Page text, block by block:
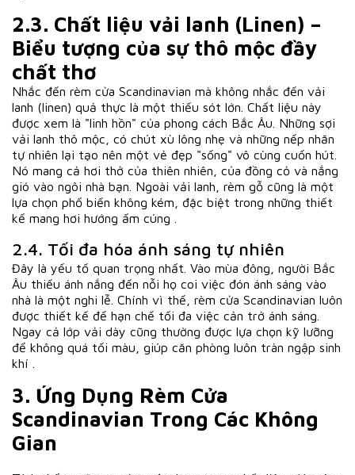
2.3. Chất liệu vải lanh (Linen) –
Biểu tượng của sự thô mộc đầy
chất thơ
Nhắc đến rèm cửa Scandinavian mà không nhắc đến vải
lanh (linen) quả thực là một thiếu sót lớn. Chất liệu này
được xem là "linh hồn" của phong cách Bắc Âu. Những sợi
vải lanh thô mộc, có chút xù lông nhẹ và những nếp nhăn
tự nhiên lại tạo nên một vẻ đẹp "sống" vô cùng cuốn hút.
Nó mang cả hơi thở của thiên nhiên, của đồng cỏ và nắng
gió vào ngôi nhà bạn. Ngoài vải lanh, rèm gỗ cũng là một
lựa chọn phổ biến không kém, đặc biệt trong những thiết
kế mang hơi hướng ấm cúng .
2.4. Tối đa hóa ánh sáng tự nhiên
Đây là yếu tố quan trọng nhất. Vào mùa đông, người Bắc
Âu thiếu ánh nắng đến nỗi họ coi việc đón ánh sáng vào
nhà là một nghi lễ. Chính vì thế, rèm cửa Scandinavian luôn
được thiết kế để hạn chế tối đa việc cản trở ánh sáng.
Ngay cả lớp vải dày cũng thường được lựa chọn kỹ lưỡng
để không quá tối màu, giúp căn phòng luôn tràn ngập sinh
khí .
3. Ứng Dụng Rèm Cửa
Scandinavian Trong Các Không
Gian